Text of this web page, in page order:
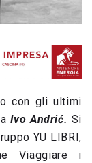
con gli ultimi
Ivo Andrić. Si
YU LIBRI,
Viaggiare i